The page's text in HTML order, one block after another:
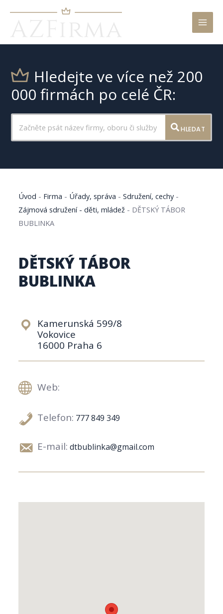
Hledejte ve více než 200
000 firmách po celé ČR:
HLEDAT
Úvod - Firma - Úřady, správa -Sdružení, cechy-
Zájmová sdružení - děti, mládež - DĚTSKÝ TÁBOR
BUBLINKA
DĚTSKÝ TÁBOR
BUBLINKA
Kamerunská 599/8
Vokovice
16000 Praha 6
Web:
Telefon: 777 849 349
E-mail: dtbublinka@gmail.com